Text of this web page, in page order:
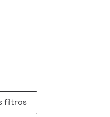
filtros